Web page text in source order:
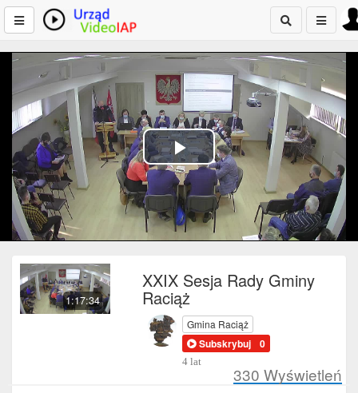
Play
Video
1:17:34
XXIX Sesja Rady Gminy
Raciąż
Gmina Raciąż
Subskrybuj 0
4 lat
330 Wyświetleń